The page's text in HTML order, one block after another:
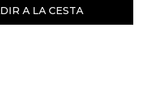
A LA CESTA